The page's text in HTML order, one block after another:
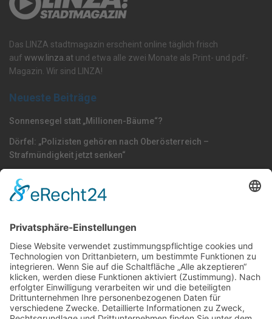
Das LINZA stadtmagazin erscheint online täglich frisch
auf www.linza.at und etwa alle zwei Monate als Print- und pdf-
Magazin. Wir sind LINZA!
Neueste Beiträge
Sonnensegel statt „Millionen-Bäume“?
Dörfel: „Polizisten gehören nach Oberösterreich –
Strafmündigkeit jetzt senken“
jetzigen Standort weg
Events
Freizeit
Galerie
Klima
Kultur
Linz
LINZAgschichten
Meinung
Politik
Sport
Unterwegs
VerQUERt I Satire
Wels